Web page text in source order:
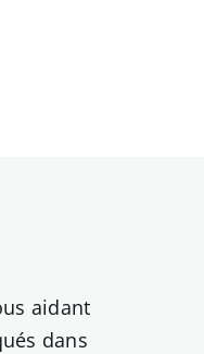
aidant
dans